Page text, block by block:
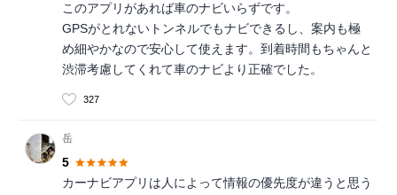
このアプリがあれば車のナビいらずです。
GPSがとれないトンネルでもナビできるし、案内も極
め細やかなので安心して使えます。到着時間もちゃんと
渋滞考慮してくれて車のナビより正確でした。
327
岳
5
カーナビアプリは人によって情報の優先度が違うと思う